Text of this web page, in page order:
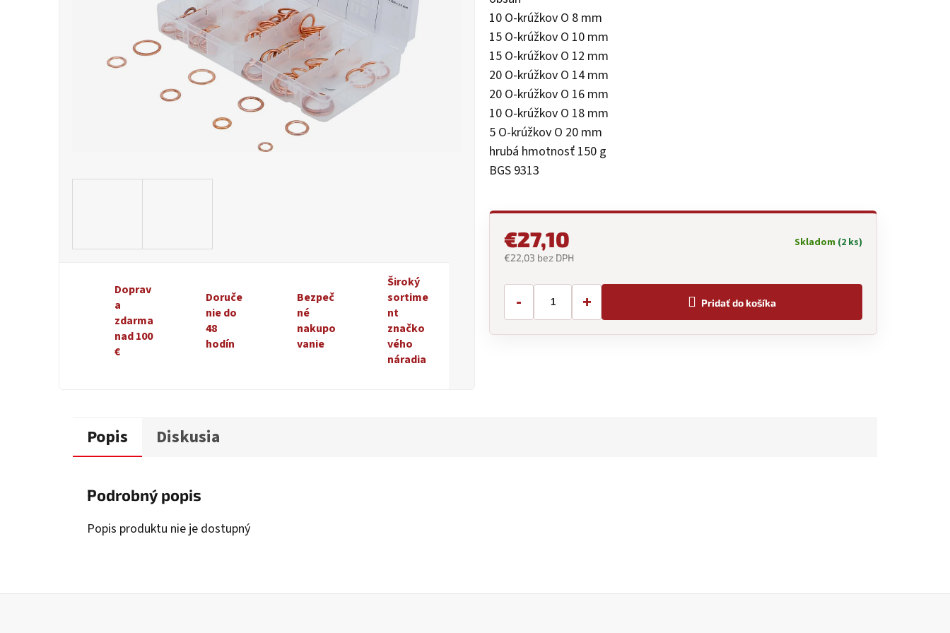
Doprav
a
zdarma
nad 100
€
Doruče
nie do
48
hodín
Bezpeč
né
nakupo
vanie
Široký
sortime
nt
značko
vého
náradia
5
hviezdičiek.
10 O-krúžkov O 8 mm
15 O-krúžkov O 10 mm
15 O-krúžkov O 12 mm
20 O-krúžkov O 14 mm
20 O-krúžkov O 16 mm
10 O-krúžkov O 18 mm
5 O-krúžkov O 20 mm
hrubá hmotnosť 150 g
BGS 9313
€27,10
€22,03 bez DPH
Skladom (2 ks)
- + Pridať do košíka
Popis Diskusia
Podrobný popis
Popis produktu nie je dostupný